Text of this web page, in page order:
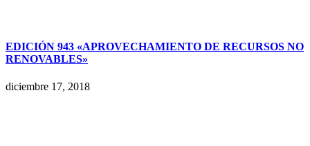
EDICIÓN 943 «APROVECHAMIENTO DE RECURSOS NO
RENOVABLES»
diciembre 17, 2018